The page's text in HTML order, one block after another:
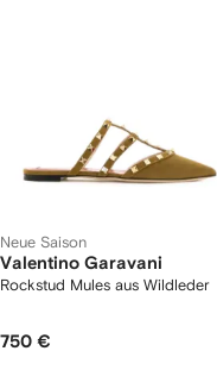
Neue Saison
Valentino Garavani
Rockstud Mules aus Wildleder
750 €